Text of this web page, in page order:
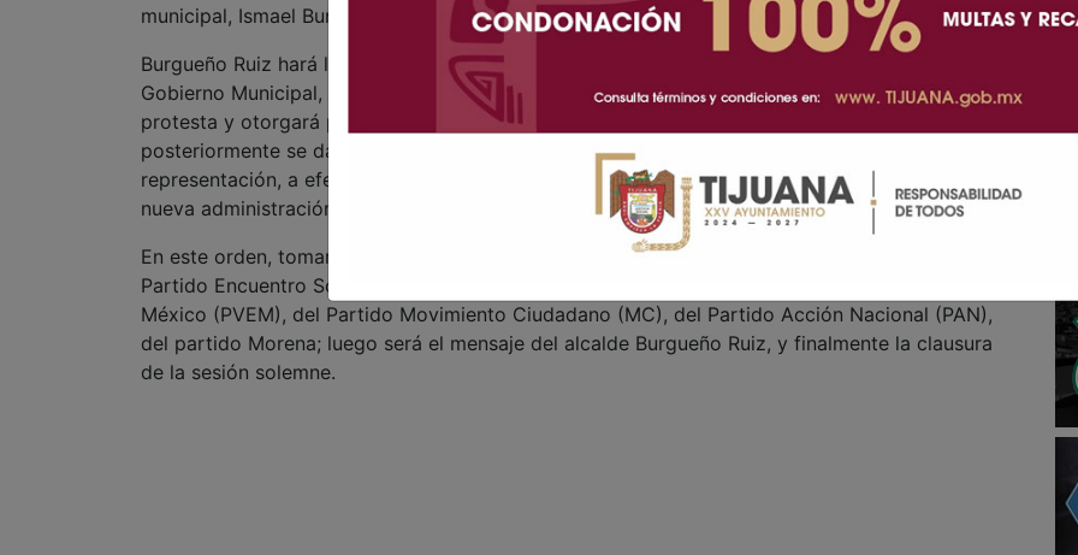
municipal, Ismael Burgueño Ruiz.
Burgueño Ruiz hará la designación de la persona que fungirá como titular de la Secretaría de
Gobierno Municipal, que según su propio anuncio será Arnulfo Guerrero León, a quien tomará
protesta y otorgará posesión del cargo de Secretario Fedatario del Ayuntamiento; y
posteriormente se dará voz a los regidores coordinadores de cada fracción politica con
representación, a efecto de que realicen sus posicionamientos sobre las politicas públicas de la
nueva administración.
En este orden, tomarán la palabra un representante del Partido Fuerza por México (FxM), del
Partido Encuentro Social (PES), del Partido del Trabajo (PT), del Partido Verde Ecologista de
México (PVEM), del Partido Movimiento Ciudadano (MC), del Partido Acción Nacional (PAN),
del partido Morena; luego será el mensaje del alcalde Burgueño Ruiz, y finalmente la clausura
de la sesión solemne.